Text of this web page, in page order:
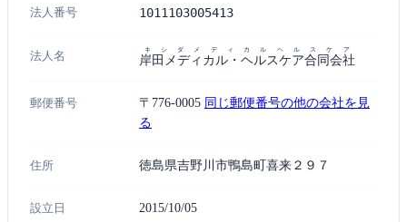
法人番号 1011103005413
法人名 岸田メディカル・ヘルスケア合同会社
キシダメディカルヘルスケア
郵便番号 〒776-0005 同じ郵便番号の他の会社を見
る
住所 徳島県吉野川市鴨島町喜来２９７
設立日 2015/10/05